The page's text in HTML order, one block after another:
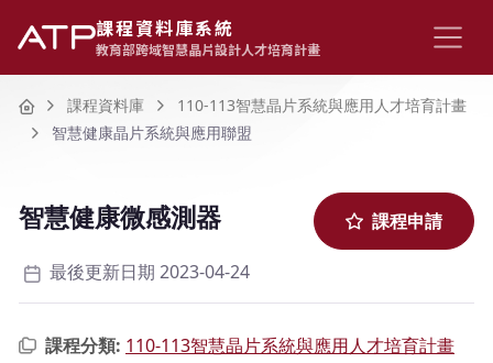
課程資料庫系統
教育部跨域智慧晶片設計人才培育計畫
Home課程資料庫
110-113智慧晶片系統與應用人才培育計畫
智慧健康晶片系統與應用聯盟
智慧健康微感測器 課程申請
最後更新日期 2023-04-24
課程分類: 110-113智慧晶片系統與應用人才培育計畫